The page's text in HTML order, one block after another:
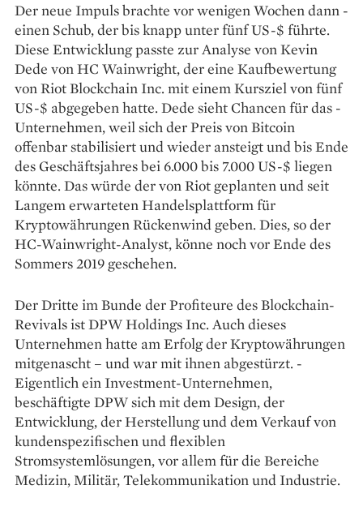
Der neue Impuls ­brachte vor wenigen Wochen dann ­
einen Schub, der bis knapp unter fünf US-$ ­führte.
Diese Entwicklung ­passte zur Analyse von Kevin
Dede von HC Wainwright, der eine Kauf­bewertung
von Riot Blockchain Inc. mit einem Kursziel von fünf
US-$ abgegeben ­hatte. Dede sieht ­Chancen für das ­
Unternehmen, weil sich der Preis von Bitcoin
offenbar stabilisiert und wieder ansteigt und bis Ende
des Geschäftsjahres bei 6.000 bis 7.000 US-$ liegen
könnte. Das würde der von Riot geplanten und seit
Langem erwarteten Handelsplattform für
Kryptowährungen Rückenwind geben. Dies, so der
HC-Wainwright-Analyst, könne noch vor Ende des
Sommers 2019 geschehen.
Der Dritte im Bunde der Profiteure des Blockchain-
Revivals ist DPW Holdings Inc. Auch ­dieses
Unternehmen hatte am Erfolg der Kryptowährungen
mitgenascht – und war mit ihnen abgestürzt. ­
Eigentlich ein Investment-Unternehmen,
beschäftigte DPW sich mit dem Design, der
Entwicklung, der Herstellung und dem Verkauf von
kundenspezifischen und flexiblen
Stromsystemlösungen, vor allem für die Bereiche
Medizin, Militär, Telekommunikation und Industrie.